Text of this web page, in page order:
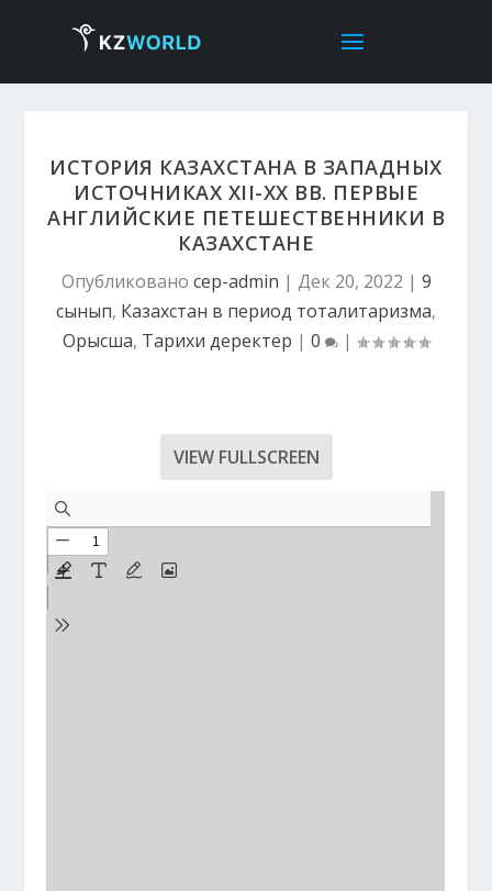
ИСТОРИЯ КАЗАХСТАНА В ЗАПАДНЫХ
ИСТОЧНИКАХ ХІІ-ХХ ВВ. ПЕРВЫЕ
АНГЛИЙСКИЕ ПЕТЕШЕСТВЕННИКИ В
КАЗАХСТАНЕ
Опубликовано cep-admin | Дек 20, 2022 | 9
сынып, Казахстан в период тоталитаризма,
Орысша, Тарихи деректер | 0 |
VIEW FULLSCREEN